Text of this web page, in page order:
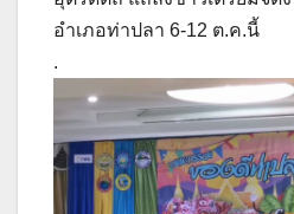
อำเภอท่าปลา 6-12 ต.ค.นี้
.